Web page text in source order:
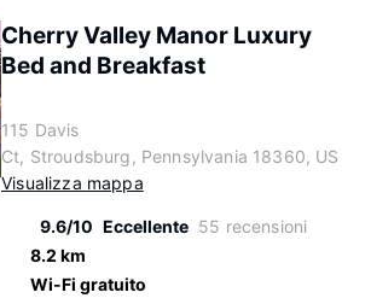
Cherry Valley Manor Luxury
Bed and Breakfast
115 Davis
Ct, Stroudsburg, Pennsylvania 18360, US
Visualizza mappa
9.6/10 Eccellente 55 recensioni
8.2 km
Wi-Fi gratuito